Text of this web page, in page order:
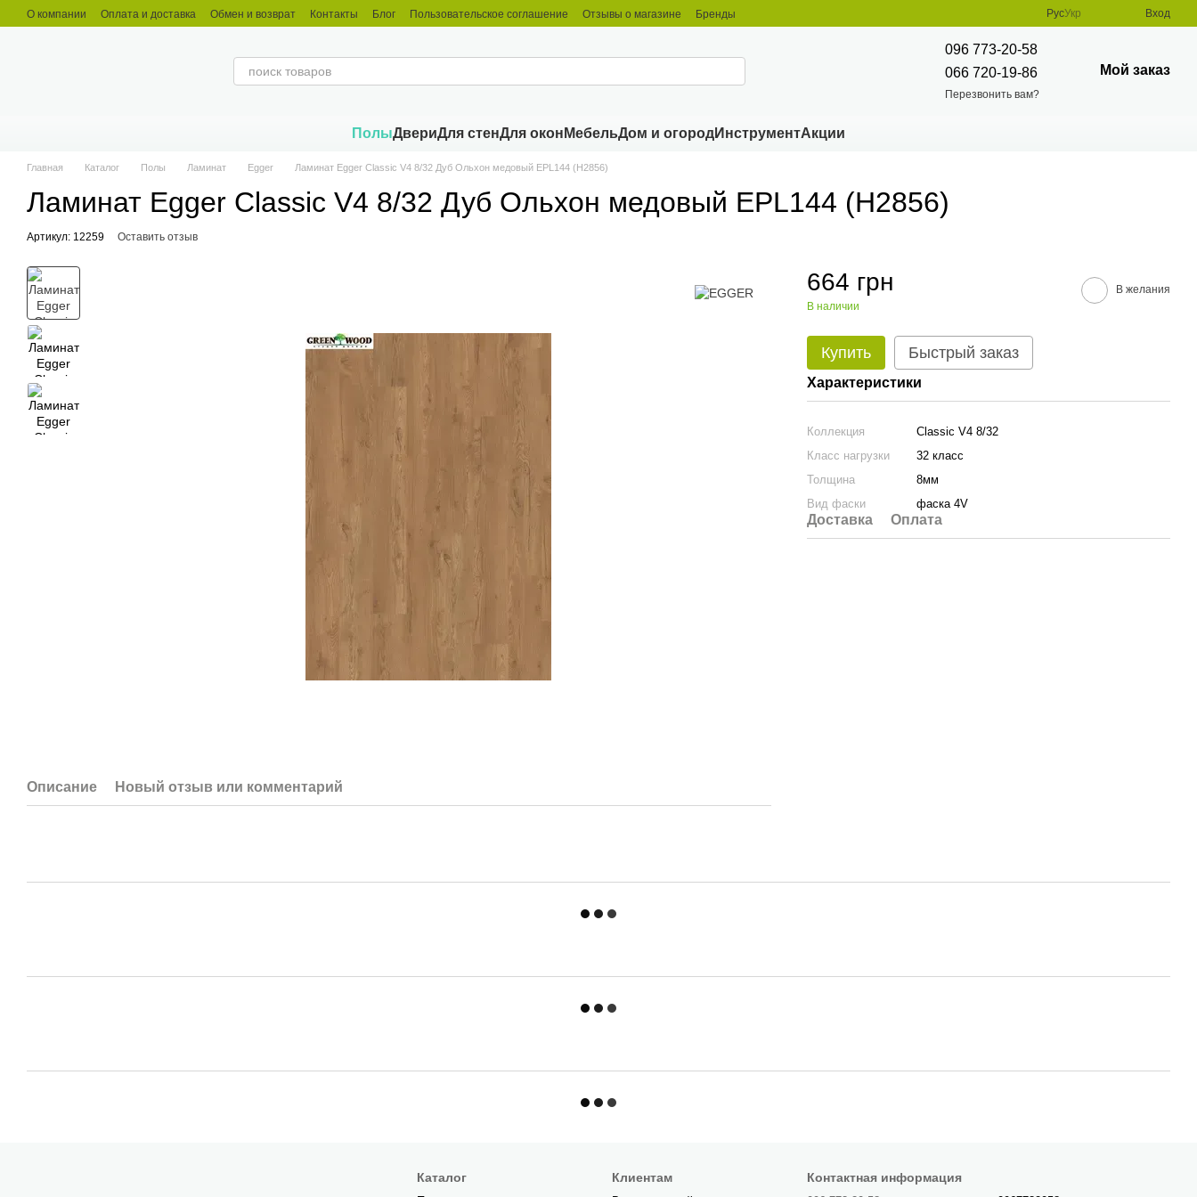
Перейти к основному контенту
О компании Оплата и доставка Обмен и возврат Контакты Блог Пользовательское соглашение Отзывы о магазине Бренды РусУкр Вход
096 773-20-58
066 720-19-86
Перезвонить вам?
Мой заказ
ПолыДвериДля стенДля окон МебельДом и огородИнструментАкции
Главная Каталог Полы Ламинат Egger Ламинат Egger Classic V4 8/32 Дуб Ольхон медовый EPL144 (Н2856)
Ламинат Egger Classic V4 8/32 Дуб Ольхон медовый EPL144 (Н2856)
Артикул: 12259 Оставить отзыв
Описание Новый отзыв или комментарий
664 грн
В наличии
В желания
Купить Быстрый заказ
Характеристики
Коллекция
Classic V4 8/32
Класс нагрузки
32 класс
Толщина
8мм
Вид фаски
фаска 4V
Доставка Оплата
Каталог Клиентам Контактная информация